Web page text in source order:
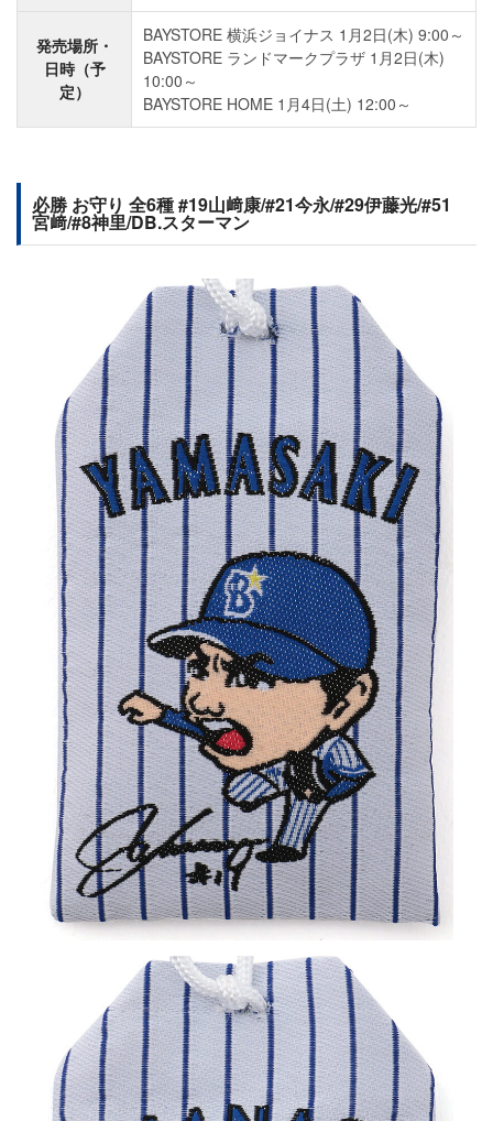
発売場所・
日時（予
定）
BAYSTORE 横浜ジョイナス 1月2日(木) 9:00～
BAYSTORE ランドマークプラザ 1月2日(木)
10:00～
BAYSTORE HOME 1月4日(土) 12:00～
必勝 お守り 全6種 #19山﨑康/#21今永/#29伊藤光/#51
宮﨑/#8神里/DB.スターマン